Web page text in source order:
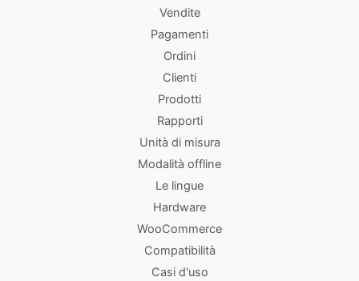
Vendite
Pagamenti
Ordini
Clienti
Prodotti
Rapporti
Unità di misura
Modalità offline
Le lingue
Hardware
WooCommerce
Compatibilità
Casi d'uso